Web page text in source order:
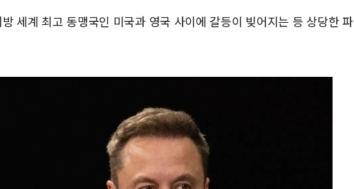
세계 최고 동맹국인 미국과 영국 사이에 갈등이 빚어지는 등 상당한 파